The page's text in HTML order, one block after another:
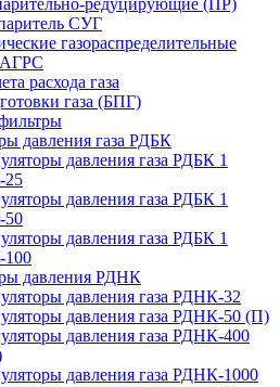
редуцирующие (ПР)
СУГ
газораспределительные
АГРС
расхода газа
газа (БПГ)
давления газа РДБК
давления газа РДБК 1
25
давления газа РДБК 1
50
давления газа РДБК 1
давления РДНК
давления газа РДНК-32
давления газа РДНК-50 (П)
давления газа РДНК-400
давления газа РДНК-1000